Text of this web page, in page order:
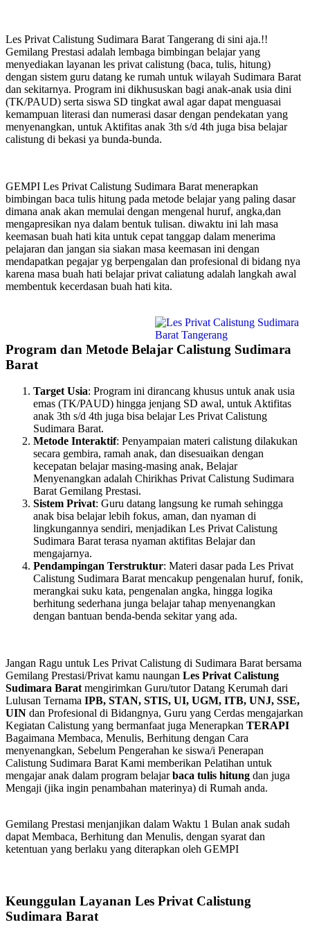
Les Privat Calistung Sudimara Barat Tangerang di sini aja.!!
Gemilang Prestasi adalah lembaga bimbingan belajar yang
menyediakan layanan les privat calistung (baca, tulis, hitung)
dengan sistem guru datang ke rumah untuk wilayah Sudimara Barat
dan sekitarnya. Program ini dikhususkan bagi anak-anak usia dini
(TK/PAUD) serta siswa SD tingkat awal agar dapat menguasai
kemampuan literasi dan numerasi dasar dengan pendekatan yang
menyenangkan, untuk Aktifitas anak 3th s/d 4th juga bisa belajar
calistung di bekasi ya bunda-bunda.
GEMPI Les Privat Calistung Sudimara Barat menerapkan
bimbingan baca tulis hitung pada metode belajar yang paling dasar
dimana anak akan memulai dengan mengenal huruf, angka,dan
mengapresikan nya dalam bentuk tulisan. diwaktu ini lah masa
keemasan buah hati kita untuk cepat tanggap dalam menerima
pelajaran dan jangan sia siakan masa keemasan ini dengan
mendapatkan pegajar yg berpengalan dan profesional di bidang nya
karena masa buah hati belajar privat caliatung adalah langkah awal
membentuk kecerdasan buah hati kita.
Program dan Metode Belajar Calistung Sudimara
Barat
Target Usia: Program ini dirancang khusus untuk anak usia
emas (TK/PAUD) hingga jenjang SD awal, untuk Aktifitas
anak 3th s/d 4th juga bisa belajar Les Privat Calistung
Sudimara Barat.
Metode Interaktif: Penyampaian materi calistung dilakukan
secara gembira, ramah anak, dan disesuaikan dengan
kecepatan belajar masing-masing anak, Belajar
Menyenangkan adalah Chirikhas Privat Calistung Sudimara
Barat Gemilang Prestasi.
Sistem Privat: Guru datang langsung ke rumah sehingga
anak bisa belajar lebih fokus, aman, dan nyaman di
lingkungannya sendiri, menjadikan Les Privat Calistung
Sudimara Barat terasa nyaman aktifitas Belajar dan
mengajarnya.
Pendampingan Terstruktur: Materi dasar pada Les Privat
Calistung Sudimara Barat mencakup pengenalan huruf, fonik,
merangkai suku kata, pengenalan angka, hingga logika
berhitung sederhana junga belajar tahap menyenangkan
dengan bantuan benda-benda sekitar yang ada.
Jangan Ragu untuk Les Privat Calistung di Sudimara Barat bersama
Gemilang Prestasi/Privat kamu naungan Les Privat Calistung
Sudimara Baratmengirimkan Guru/tutor Datang Kerumah dari
Lulusan Ternama IPB, STAN, STIS, UI, UGM, ITB, UNJ, SSE,
UIN dan Profesional di Bidangnya, Guru yang Cerdas mengajarkan
Kegiatan Calistung yang bermanfaat juga Menerapkan TERAPI
Bagaimana Membaca, Menulis, Berhitung dengan Cara
menyenangkan, Sebelum Pengerahan ke siswa/i Penerapan
Calistung Sudimara Barat Kami memberikan Pelatihan untuk
mengajar anak dalam program belajarbaca tulis hitung dan juga
Mengaji (jika ingin penambahan materinya) di Rumah anda.
Gemilang Prestasi menjanjikan dalam Waktu 1 Bulan anak sudah
dapat Membaca, Berhitung dan Menulis, dengan syarat dan
ketentuan yang berlaku yang diterapkan oleh GEMPI
Keunggulan Layanan Les Privat Calistung
Sudimara Barat